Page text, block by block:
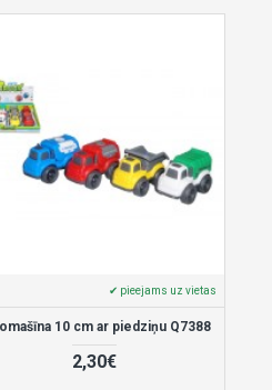
✔ pieejams uz vietas
10 cm ar piedziņu Q7388
2,30€